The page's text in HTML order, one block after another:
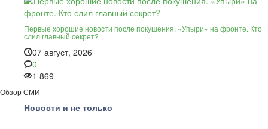
Первые хорошие новости после покушения. «Упыри» на фронте. Кто
слил главный секрет?
07 август, 2026
0
1 869
Обзор СМИ
Новости и не только